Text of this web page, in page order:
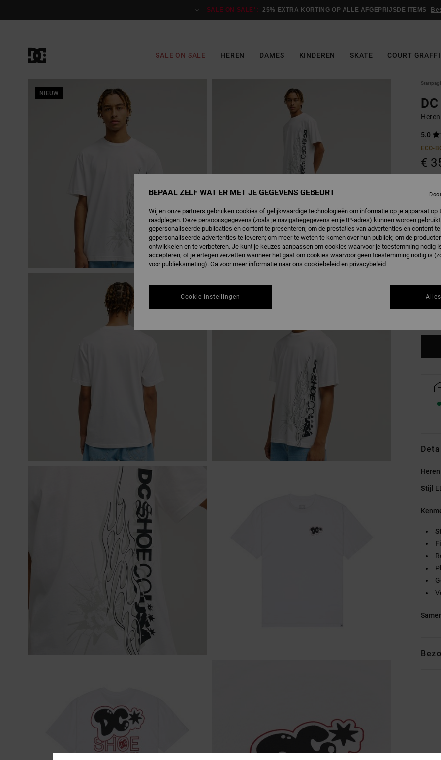
SALE ON SALE*: 25% EXTRA KORTING OP ALLE AFGEPRIJSDE ITEMS
SALE ON SALE HEREN DAMES KINDEREN SKATE COURT
NIEUW
5.0
ECO-
€
Kleur
XS
Stijl
BEPAAL ZELF WAT ER MET JE GEGEVENS GEBEURT
Wij en onze partners gebruiken cookies of gelijkwaardige technologieën om informatie op je apparaat op
raadplegen. Deze persoonsgegevens (zoals je navigatiegegevens en je IP-adres) kunnen worden
gepersonaliseerde publicaties en content te presenteren; om de prestaties van advertenties en content
gepersonaliseerde advertenties te leveren; om meer te weten te komen over hun publiek; om de
ontwikkelen en te verbeteren. Je kunt je keuzes aanpassen om cookies waarvoor je toestemming nodig
accepteren, of je ertegen verzetten wanneer het gaat om cookies waarvoor geen toestemming nodig is
voor publieksmeting). Ga voor meer informatie naar ons cookiebeleid en privacybeleid
Cookie-instellingen